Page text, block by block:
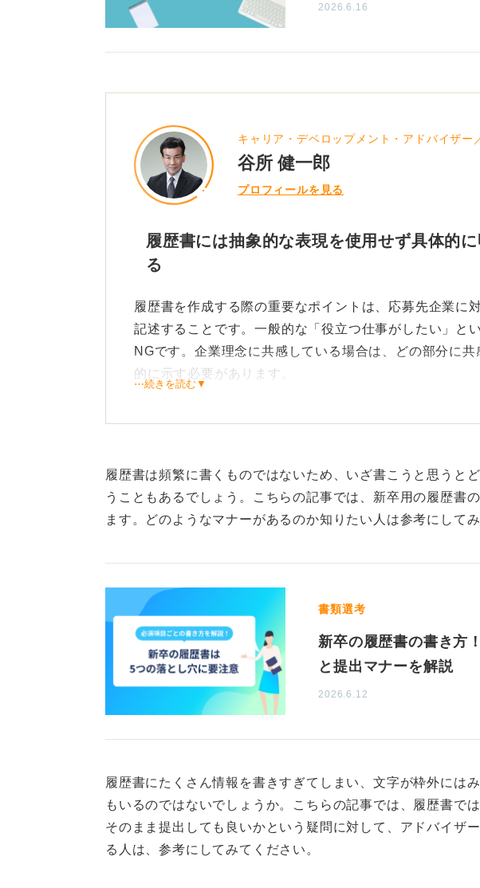
2026.6.16
キャリア・デベロップメント・アドバイザー
谷所 健一郎
プロフィールを見る
履歴書には抽象的な表現を使用せず具体的
る
履歴書を作成する際の重要なポイントは、応募先企業に
記述することです。一般的な「役立つ仕事がしたい」と
NGです。企業理念に共感している場合は、どの部分に
的に示す必要があります。
にどのように貢献したいのかを明記しなければ、企業は
取られる可能性があります。
日付や住所など細かい点もしっかりと理解してお
ほかにも、履歴書の日付については、郵送の場合は投函
日を記入します。そして、住所は都道府県から「一丁目1
記載し、学校名は「高校」ではなく「高等学校」と略さ
手書きの履歴書に修正液や修正テープを使用することは
0
⋯続きを読む▼
履歴書は頻繁に書くものではないため、いざ書こうと思うと
うこともあるでしょう。こちらの記事では、新卒用の履歴書
ます。どのようなマナーがあるのか知りたい人は参考にしてみ
書類選考
新卒の履歴書の書き方
と提出マナーを解説
2026.6.12
履歴書にたくさん情報を書きすぎてしまい、文字が枠外には
もいるのではないでしょうか。こちらの記事では、履歴書で
そのまま提出しても良いかという疑問に対して、アドバイザ
る人は、参考にしてみてください。